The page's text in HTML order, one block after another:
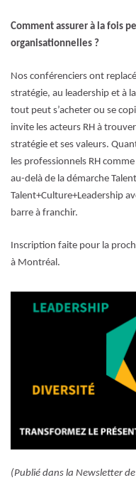
Comment assurer à la fois
organisationnelles ?
Nos conférenciers ont
stratégie, au leadership et à
tout peut s’acheter ou se
invite les acteurs RH à
stratégie et ses valeurs.
les professionnels RH
au-delà de la démarche
Talent+Culture+Leadership
barre à franchir.
Inscription faite pour la
à Montréal.
(Publié dans la Newsletter de